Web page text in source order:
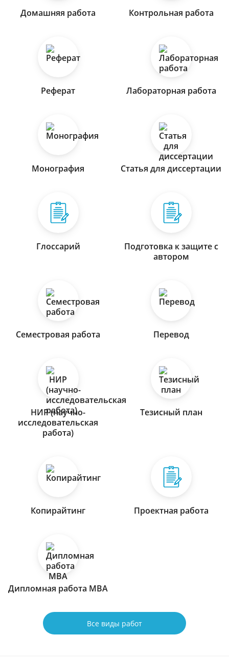
Домашняя работа Контрольная работа
Реферат Лабораторная работа
Монография Статья для диссертации
Глоссарий
Подготовка к защите с
автором
Семестровая работа Перевод
НИР (научно-
исследовательская
работа)
Тезисный план
Копирайтинг Проектная работа
Дипломная работа МВА
Все виды работ